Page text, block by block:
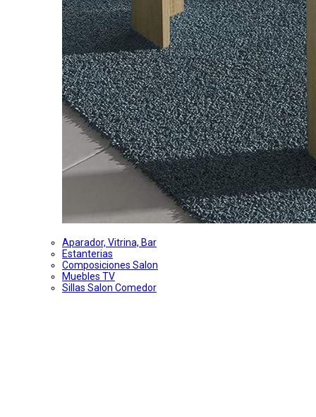
Aparador, Vitrina, Bar
Estanterias
Composiciones Salon
Muebles TV
Sillas Salon Comedor